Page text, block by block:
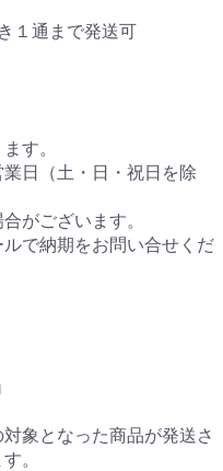
１通まで発送可
す。
日（土・日・祝日を除
がございます。
で納期をお問い合せくだ
象となった商品が発送さ
。